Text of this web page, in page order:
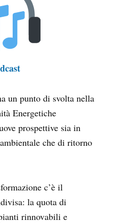
un punto di svolta nella
Energetiche
prospettive sia in
che di ritorno
c’è il
la quota di
rinnovabili e